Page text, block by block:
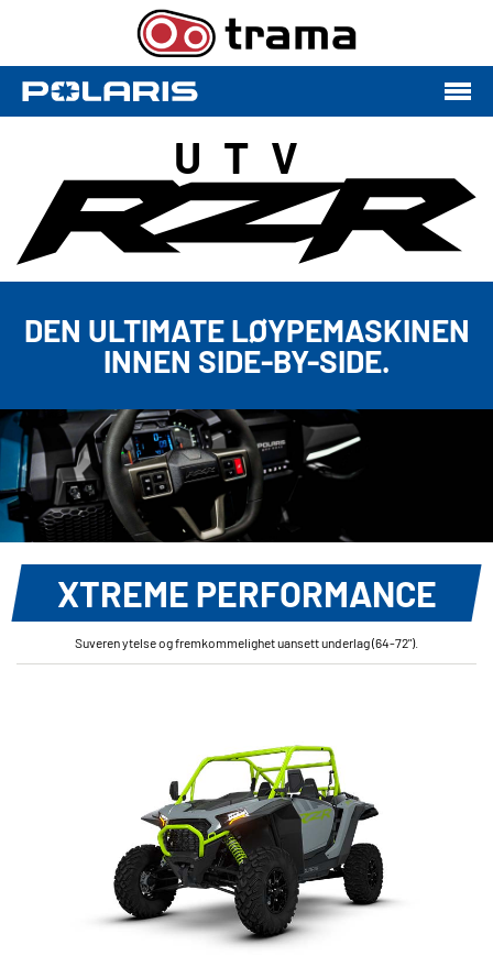
UTV
DEN ULTIMATE LØYPEMASKINEN
INNEN SIDE-BY-SIDE.
XTREME PERFORMANCE
Suveren ytelse og fremkommelighet uansett underlag (64-72").